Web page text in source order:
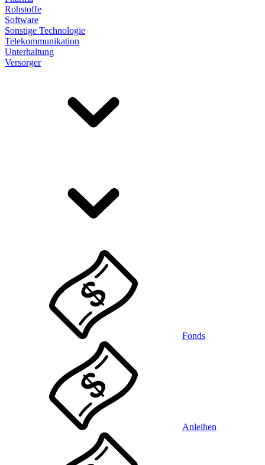
Rohstoffe
Software
Sonstige Technologie
Telekommunikation
Unterhaltung
Versorger
Fonds
Anleihen